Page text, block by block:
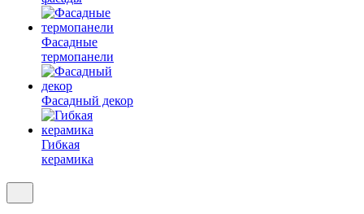
Фасадные
термопанели
Фасадный декор
Гибкая
керамика